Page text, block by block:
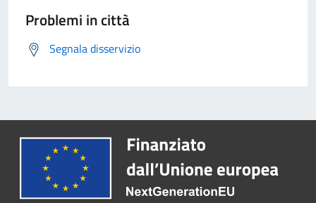
Problemi in città
Segnala disservizio